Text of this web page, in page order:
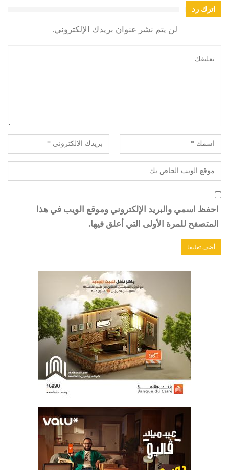
اترك رد
لن يتم نشر عنوان بريدك الإلكتروني.
احفظ اسمي والبريد الإلكتروني وموقع الويب في هذا
المتصفح للمرة الأولى التي أعلق فيها.